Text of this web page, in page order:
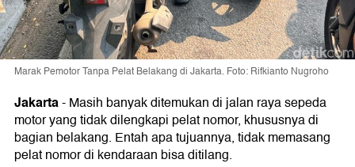
Marak Pemotor Tanpa Pelat Belakang di Jakarta. Foto: Rifkianto Nugroho
Jakarta-Masih banyak ditemukan di jalan raya sepeda
motor yang tidak dilengkapi pelat nomor, khususnya di
bagian belakang. Entah apa tujuannya, tidak memasang
pelat nomor di kendaraan bisa ditilang.